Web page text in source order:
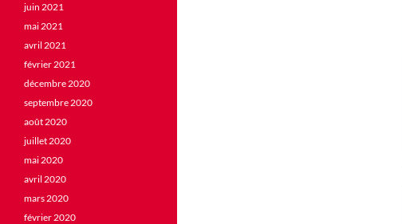
juin 2021
mai 2021
avril 2021
février 2021
décembre 2020
septembre 2020
août 2020
juillet 2020
mai 2020
avril 2020
mars 2020
février 2020